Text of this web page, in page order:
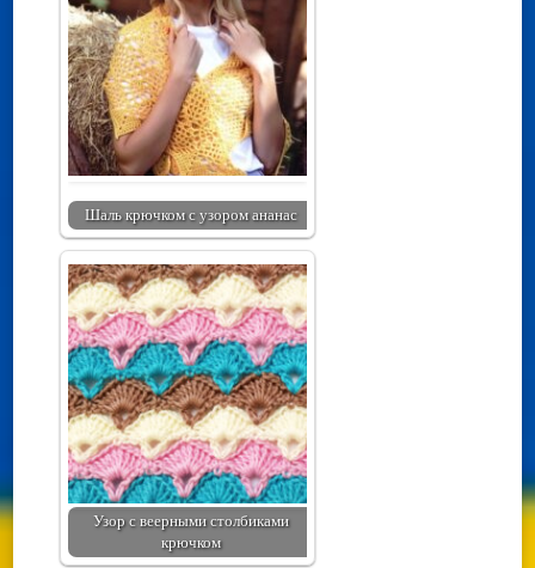
Шаль крючком с узором ананас
Узор с веерными столбиками
крючком